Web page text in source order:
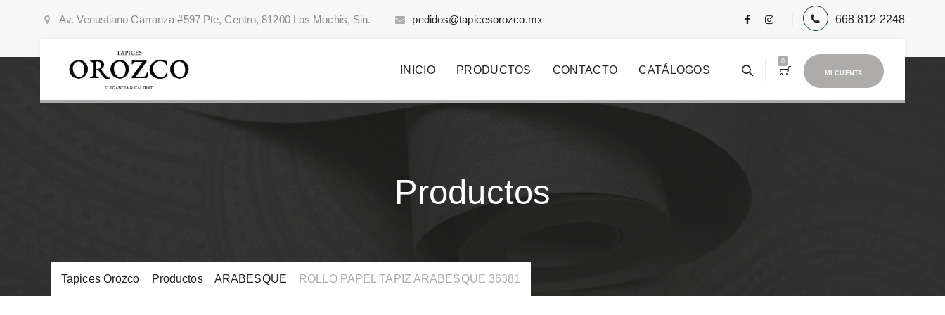
Av. Venustiano Carranza #597 Pte, Centro, 81200 Los Mochis, Sin. pedidos@tapicesorozco.mx 668 812 2248
MI CUENTA
0
INICIO PRODUCTOS CONTACTO CATÁLOGOS
Productos
Tapices Orozco Productos> ARABESQUE ROLLO PAPEL TAPIZ ARABESQUE 36381